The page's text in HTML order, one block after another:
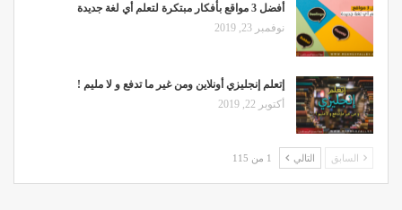
أفضل 3 مواقع بأفكار مبتكرة لتعلم أي لغة جديدة
نوفمبر 23, 2019
إتعلم إنجليزي أونلاين ومن غير ما تدفع و لا مليم !
أكتوبر 22, 2019
السابق التالي 1 من 115